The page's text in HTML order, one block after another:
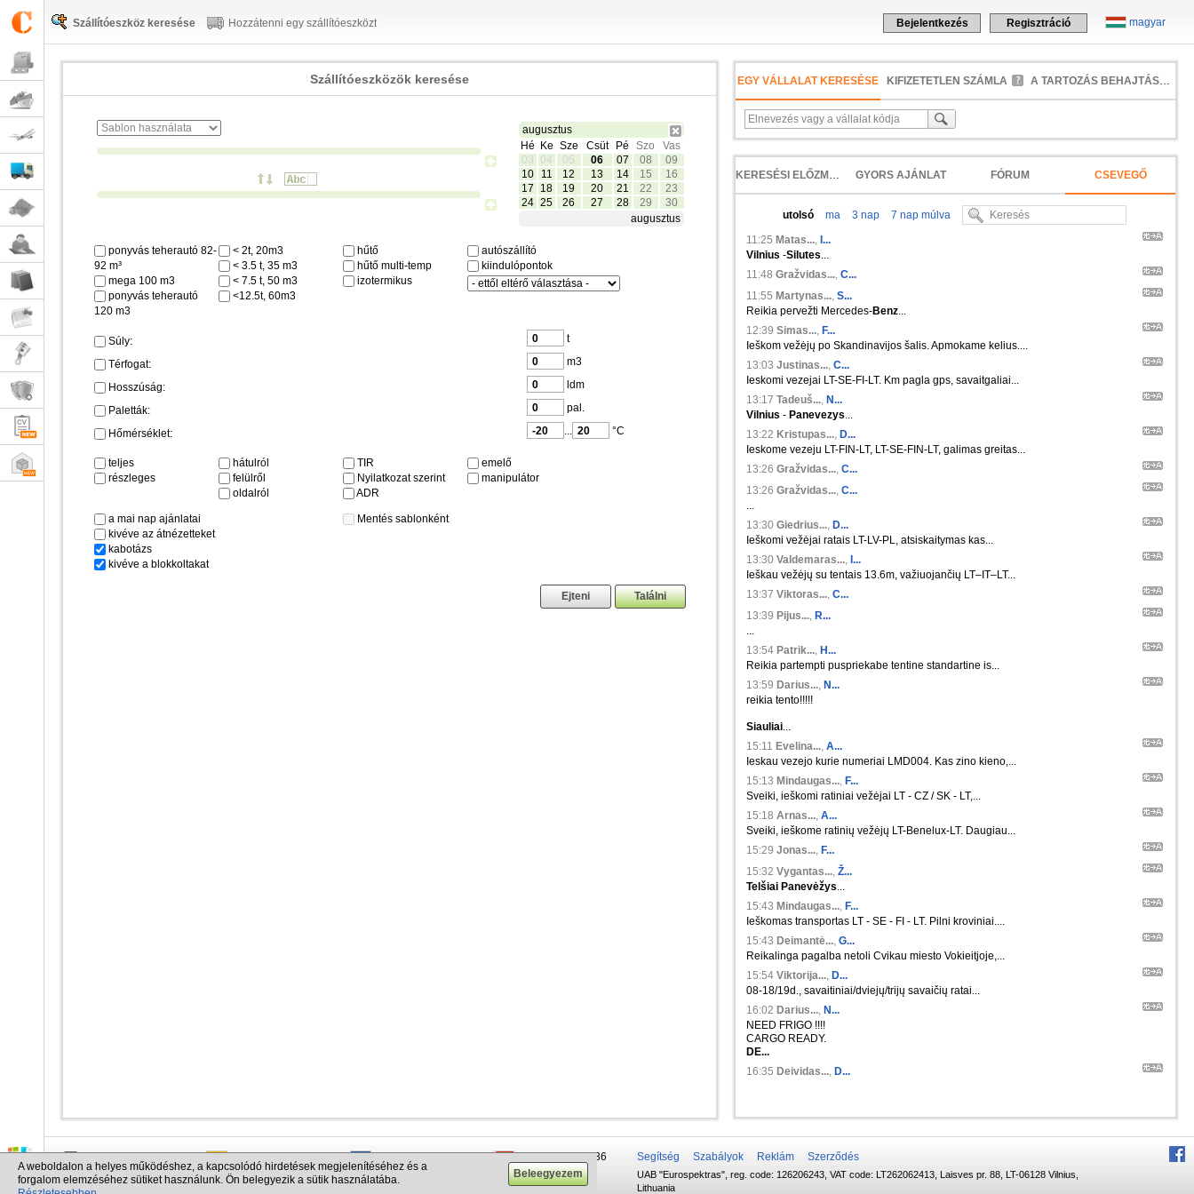
magyar
Bejelentkezés Regisztráció
Szállítóeszköz keresése Hozzátenni egy szállítóeszközt
Szállítóeszközök keresése
augusztus
Hé
Ke Sze Csüt Pé Szo
Vas
03
04 05 06 07 08
09
10
11 12 13 14 15
16
17
18 19 20 21 22
23
24 25 26 27 28 29
30
augusztus
ponyvás teherautó 82-
92 m³
mega 100 m3
ponyvás teherautó
120 m3
< 2t, 20m3
< 3.5 t, 35 m3
< 7.5 t, 50 m3
<12.5t, 60m3
hűtő
hűtő multi-temp
izotermikus
autószállító
kiindulópontok
Súly: t
Térfogat: m3
Hosszúság: ldm
Paletták: pal.
Hőmérséklet: °C
teljes
részleges
hátulról
felülről
oldalról
TIR
Nyilatkozat szerint
ADR
emelő
manipulátor
a mai nap ajánlatai
kivéve az átnézetteket
kabotázs
kivéve a blokkoltakat
Mentés sablonként
EGY VÁLLALAT KERESÉSE KIFIZETETLEN SZÁMLA A TARTOZÁS BEHAJTÁSA
KERESÉSI ELŐZMÉNYEK GYORS AJÁNLAT FÓRUM CSEVEGŐ
utolsó ma 3 nap
7 nap múlva
11:25 Matas..., I...
Vilnius -Silutes...
11:48 Gražvidas..., C...
11:55 Martynas..., S...
Reikia pervežti Mercedes-Benz...
12:39 Simas..., F...
Ieškom vežėjų po Skandinavijos šalis. Apmokame kelius....
13:03 Justinas..., C...
Ieskomi vezejai LT-SE-FI-LT. Km pagla gps, savaitgaliai...
13:17 Tadeuš..., N...
Vilnius - Panevezys...
13:22 Kristupas..., D...
Ieskome vezeju LT-FIN-LT, LT-SE-FIN-LT, galimas greitas...
13:26 Gražvidas..., C...
13:26 Gražvidas..., C...
...
13:30 Giedrius..., D...
Ieškomi vežėjai ratais LT-LV-PL, atsiskaitymas kas...
13:30 Valdemaras..., I...
Ieškau vežėjų su tentais 13.6m, važiuojančių LT–IT–LT...
13:37 Viktoras..., C...
13:39 Pijus..., R...
...
13:54 Patrik..., H...
Reikia partempti puspriekabe tentine standartine is...
13:59 Darius..., N...
reikia tento!!!!!
Siauliai...
15:11 Evelina..., A...
Ieskau vezejo kurie numeriai LMD004. Kas zino kieno,...
15:13 Mindaugas..., F...
Sveiki, ieškomi ratiniai vežėjai LT - CZ / SK - LT,...
15:18 Arnas..., A...
Sveiki, ieškome ratinių vežėjų LT-Benelux-LT. Daugiau...
15:29 Jonas..., F...
15:32 Vygantas..., Ž...
Telšiai Panevėžys...
15:43 Mindaugas..., F...
Ieškomas transportas LT - SE - FI - LT. Pilni kroviniai....
15:43 Deimantė..., G...
Reikalinga pagalba netoli Cvikau miesto Vokieitjoje,...
15:54 Viktorija..., D...
08-18/19d., savaitiniai/dviejų/trijų savaičių ratai...
16:02 Darius..., N...
NEED FRIGO !!!!
CARGO READY.
DE...
16:35 Deividas..., D...
info@cargo.lt
+370 655 17777
+371 258 92085
+380 50 337-20-47
+48 732-083-262
+375 29 679-1236
+372 610-42-29
Segítség Szabályok Reklám Szerződés
UAB "Eurospektras", reg. code: 126206243, VAT code: LT262062413, Laisves pr. 88, LT-06128 Vilnius,
Lithuania
A weboldalon a helyes működéshez, a kapcsolódó hirdetések megjelenítéséhez és a
forgalom elemzéséhez sütiket használunk. Ön belegyezik a sütik használatába.